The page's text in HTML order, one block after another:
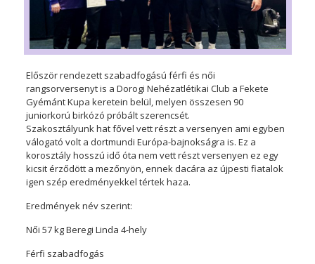
Először rendezett szabadfogású férfi és női
rangsorversenyt is a Dorogi Nehézatlétikai Club a Fekete
Gyémánt Kupa keretein belül, melyen összesen 90
juniorkorú birkózó próbált szerencsét.
Szakosztályunk hat fővel vett részt a versenyen ami egyben
válogató volt a dortmundi Európa-bajnokságra is. Ez a
korosztály hosszú idő óta nem vett részt versenyen ez egy
kicsit érződött a mezőnyön, ennek dacára az újpesti fiatalok
igen szép eredményekkel tértek haza.
Eredmények név szerint:
Női 57 kg Beregi Linda 4-hely
Férfi szabadfogás